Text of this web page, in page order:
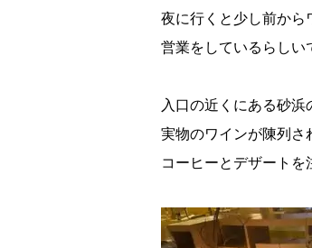
夜に行くと少し前から
営業をしているらしい
入口の近くにある砂浜
実物のワインが陳列さ
コーヒーとデザート